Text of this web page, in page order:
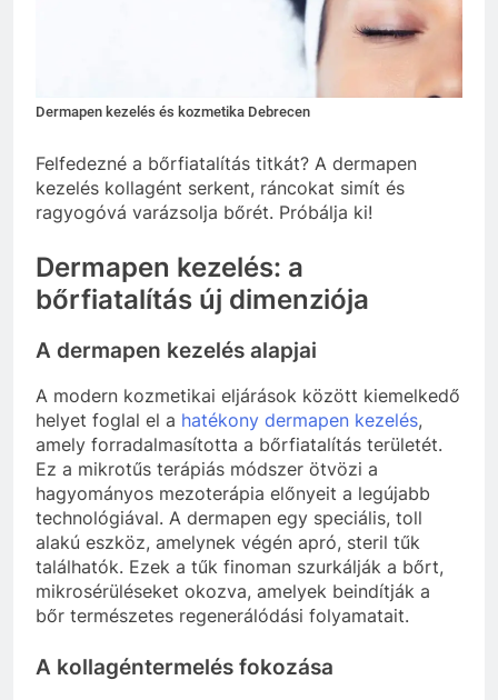
Dermapen kezelés és kozmetika Debrecen
Felfedezné a bőrfiatalítás titkát? A dermapen
kezelés kollagént serkent, ráncokat simít és
ragyogóvá varázsolja bőrét. Próbálja ki!
Dermapen kezelés: a
bőrfiatalítás új dimenziója
A dermapen kezelés alapjai
A modern kozmetikai eljárások között kiemelkedő
helyet foglal el a hatékony dermapen kezelés,
amely forradalmasította a bőrfiatalítás területét.
Ez a mikrotűs terápiás módszer ötvözi a
hagyományos mezoterápia előnyeit a legújabb
technológiával. A dermapen egy speciális, toll
alakú eszköz, amelynek végén apró, steril tűk
találhatók. Ezek a tűk finoman szurkálják a bőrt,
mikrosérüléseket okozva, amelyek beindítják a
bőr természetes regenerálódási folyamatait.
A kollagéntermelés fokozása